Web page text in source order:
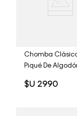
Chomba
Piqué De
$U 2990